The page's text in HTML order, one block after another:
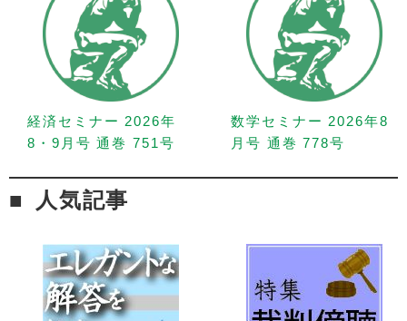
経済セミナー 2026年
8・9月号 通巻 751号
数学セミナー 2026年8
月号 通巻 778号
人気記事